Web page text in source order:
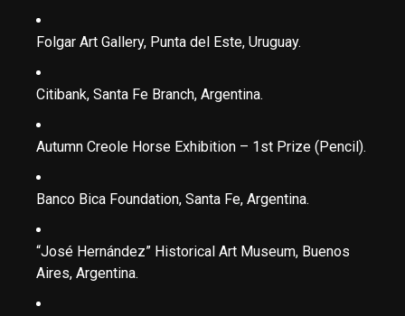
Folgar Art Gallery, Punta del Este, Uruguay.
Citibank, Santa Fe Branch, Argentina.
Autumn Creole Horse Exhibition – 1st Prize (Pencil).
Banco Bica Foundation, Santa Fe, Argentina.
“José Hernández” Historical Art Museum, Buenos
Aires, Argentina.